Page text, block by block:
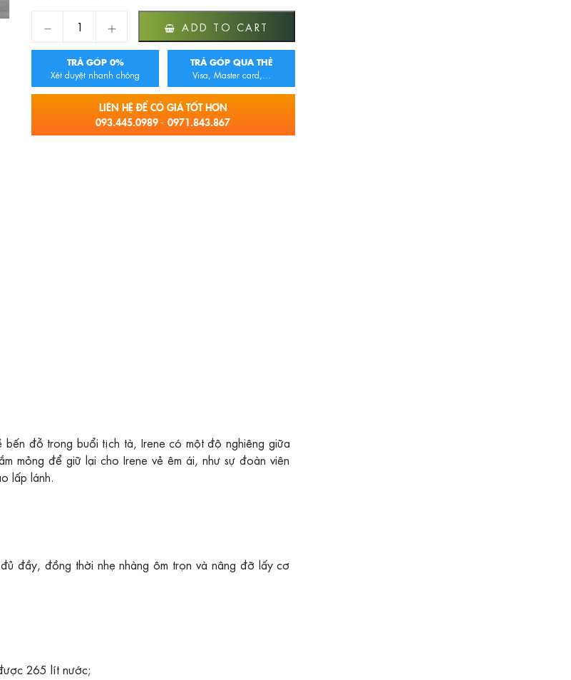
BỒN IRENE EU-6036 quantity
ADD TO CART
TRẢ GÓP 0%
Xét duyệt nhanh chóng
TRẢ GÓP QUA THẺ
Visa, Master card,...
LIÊN HỆ ĐỂ CÓ GIÁ TỐT HƠN
093.445.0989 - 0971.843.867
đỗ trong buổi tịch tà, Irene có một độ nghiêng giữa
mỏng để giữ lại cho Irene vẻ êm ái, như sự đoàn viên
lấp lánh.
đầy, đồng thời nhẹ nhàng ôm trọn và nâng đỡ lấy cơ
265 lít nước;